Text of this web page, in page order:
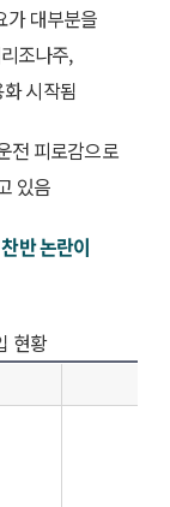
가 대부분을
조나주,
시작됨
전 피로감으로
있음
반 논란이
현황